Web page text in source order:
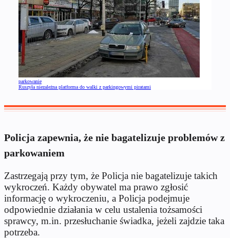
parkowanie
Ruszyła niezależna platforma do walki z parkingowymi piratami
Policja zapewnia, że nie bagatelizuje problemów z
parkowaniem
Zastrzegają przy tym, że Policja nie bagatelizuje takich
wykroczeń. Każdy obywatel ma prawo zgłosić
informację o wykroczeniu, a Policja podejmuje
odpowiednie działania w celu ustalenia tożsamości
sprawcy, m.in. przesłuchanie świadka, jeżeli zajdzie taka
potrzeba.